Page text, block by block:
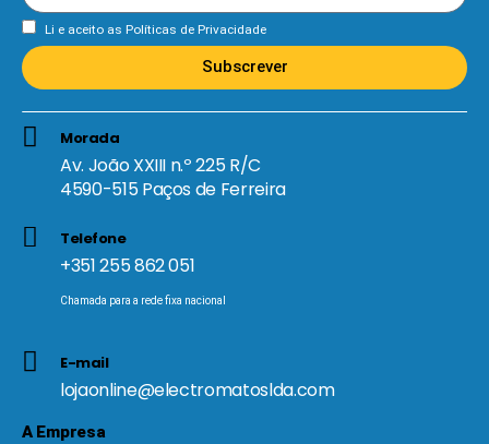
Li e aceito as Políticas de Privacidade
Subscrever
Morada
Av. João XXIII n.º 225 R/C
4590-515 Paços de Ferreira
Telefone
+351 255 862 051
Chamada para a rede fixa nacional
E-mail
lojaonline@electromatoslda.com
A Empresa